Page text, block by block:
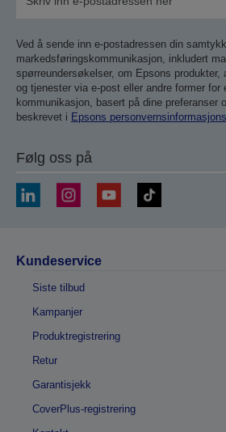
Ved å sende inn e-postadressen din
markedsføringskommunikasjon, inkludert
spørreundersøkelser, om Epsons produkter,
og tjenester via e-post eller andre former for
kommunikasjon, basert på dine preferanser
beskrevet i Epsons
Følg oss på
Kundeservice
Siste tilbud
Kampanjer
Produktregistrering
Retur
Garantisjekk
CoverPlus-registrering